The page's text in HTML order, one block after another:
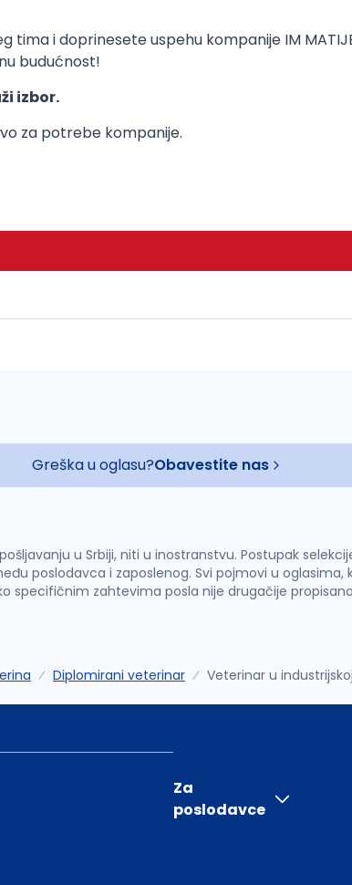
i doprinesete uspehu kompanije IM
budućnost!
izbor.
za potrebe kompanije.
Greška u oglasu?Obavestite nas
u Srbiji, niti u inostranstvu. Postupak
poslodavca i zaposlenog. Svi pojmovi u
specifičnim zahtevima posla nije drugačije
Diplomirani veterinar Veterinar u
Za
poslodavce